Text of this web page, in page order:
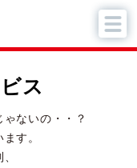
ス
ないの・・？
す。